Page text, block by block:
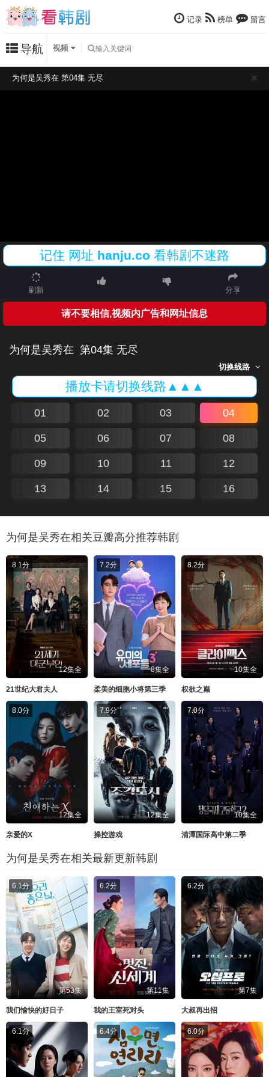
记录 榜单 留言
导航 视频
为何是吴秀在 第04集 无尽
记住 网址 hanju.co 看韩剧不迷路
刷新 分享
请不要相信,视频内广告和网址信息
为何是吴秀在 第04集 无尽
切换线路
播放卡请切换线路▲▲▲
01 02 03 04
05 06 07 08
09 10 11 12
13 14 15 16
为何是吴秀在相关豆瓣高分推荐韩剧
8.1分
12集全
21世纪大君夫人
7.2分
8集全
柔美的细胞小将第三季
8.2分
10集全
权欲之巅
8.0分
12集全
亲爱的X
7.9分
12集全
操控游戏
7.0分
10集全
清潭国际高中第二季
为何是吴秀在相关最新更新韩剧
6.1分
第53集
我们愉快的好日子
6.2分
第11集
我的王室死对头
6.2分
第7集
大叔再出招
6.1分 6.4分 6.0分